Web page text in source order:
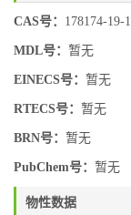
CAS号： 178174-19-1
MDL号： 暂无
EINECS号： 暂无
RTECS号： 暂无
BRN号： 暂无
PubChem号： 暂无
物性数据